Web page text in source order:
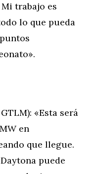
trabajo es
lo que pueda
«Esta será
en
que llegue.
puede